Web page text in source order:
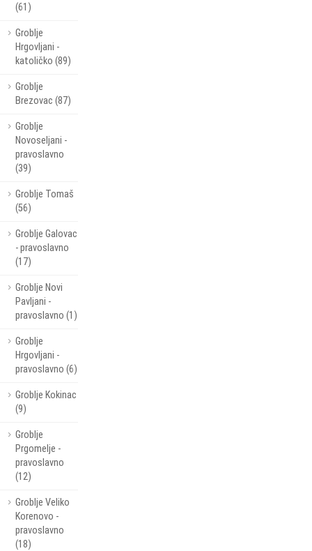
(61)
Groblje
Hrgovljani -
katoličko (89)
Groblje
Brezovac (87)
Groblje
Novoseljani -
pravoslavno
(39)
Groblje Tomaš
(56)
Groblje Galovac
- pravoslavno
(17)
Groblje Novi
Pavljani -
pravoslavno (1)
Groblje
Hrgovljani -
pravoslavno (6)
Groblje Kokinac
(9)
Groblje
Prgomelje -
pravoslavno
(12)
Groblje Veliko
Korenovo -
pravoslavno
(18)